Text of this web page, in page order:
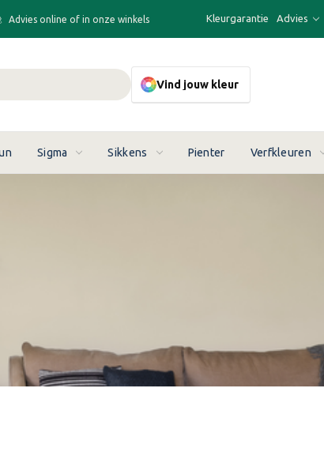
Advies online of in onze winkels Kleurgarantie Advies
Vind jouw kleur
Sigma Sikkens Pienter Verfkleuren